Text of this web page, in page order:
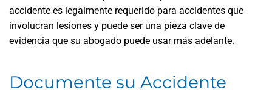
accidente es legalmente requerido para accidentes que
involucran lesiones y puede ser una pieza clave de
evidencia que su abogado puede usar más adelante.
Documente su Accidente